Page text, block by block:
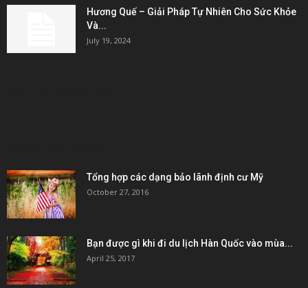
Hương Quế – Giải Pháp Tự Nhiên Cho Sức Khỏe
Và...
July 19, 2024
Tổng hợp các dạng bảo lãnh định cư Mỹ
October 27, 2016
Bạn được gì khi đi du lịch Hàn Quốc vào mùa...
April 25, 2017